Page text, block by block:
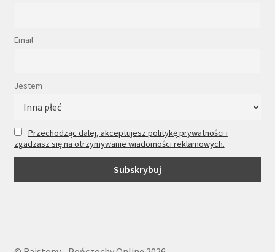
Email
Jestem
Przechodząc dalej, akceptujesz politykę prywatności i
zgadzasz się na otrzymywanie wiadomości reklamowych.